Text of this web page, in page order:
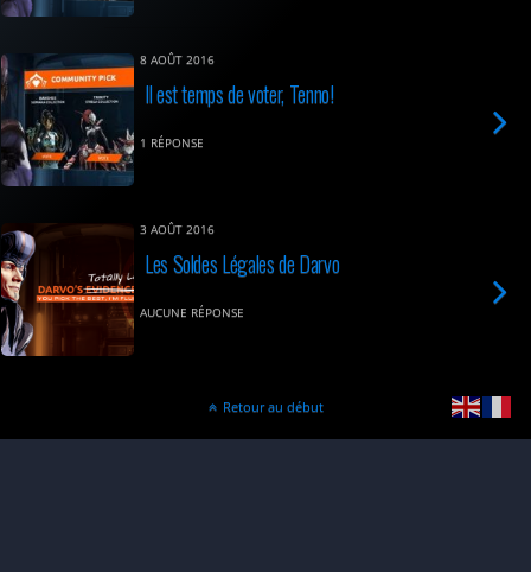
8 AOÛT 2016
Il est temps de voter, Tenno!
1 RÉPONSE
3 AOÛT 2016
Les Soldes Légales de Darvo
AUCUNE RÉPONSE
Retour au début